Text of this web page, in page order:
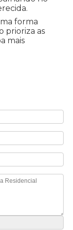
forma
prioriza as
mais